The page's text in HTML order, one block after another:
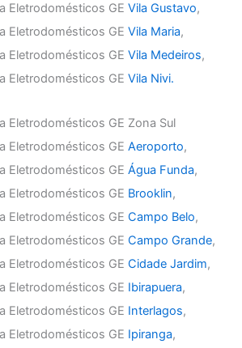
Eletrodomésticos GEVila Gustavo,
Eletrodomésticos GEVila Maria,
Eletrodomésticos GEVila Medeiros,
Eletrodomésticos GEVila Nivi.
Eletrodomésticos GE Zona Sul
Eletrodomésticos GEAeroporto,
Eletrodomésticos GEÁgua Funda,
Eletrodomésticos GE Brooklin,
Eletrodomésticos GECampo Belo,
Eletrodomésticos GECampo Grande,
Eletrodomésticos GECidade Jardim,
Eletrodomésticos GE Ibirapuera,
Eletrodomésticos GE Interlagos,
Eletrodomésticos GE Ipiranga,